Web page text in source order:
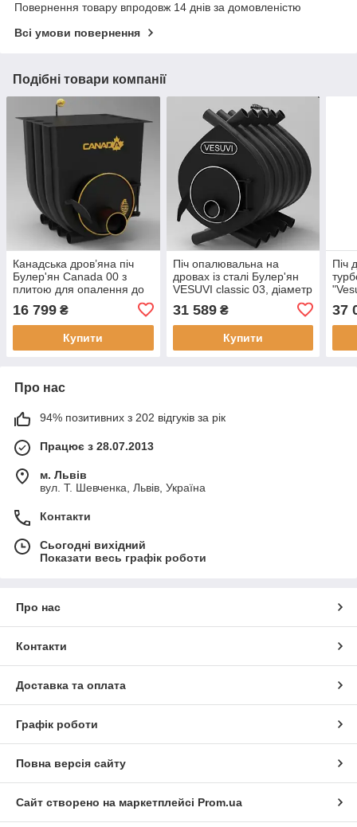
Повернення товару впродовж 14 днів за домовленістю
Всі умови повернення
Подібні товари компанії
Канадська дров’яна піч
Булер'ян Canada 00 з
плитою для опалення до
майстерні
16 799 ₴
Купити
Піч опалювальна на
дровах із сталі Булер'ян
VESUVI classic 03, діаметр
31 589₴
Купити
Піч
37
Про нас
94% позитивних з 202 відгуків за рік
Працює з 28.07.2013
м. Львів
вул. Т. Шевченка, Львів, Україна
Контакти
Сьогодні вихідний
Показати весь графік роботи
Про нас
Контакти
Доставка та оплата
Графік роботи
Повна версія сайту
Сайт створено на маркетплейсі Prom.ua